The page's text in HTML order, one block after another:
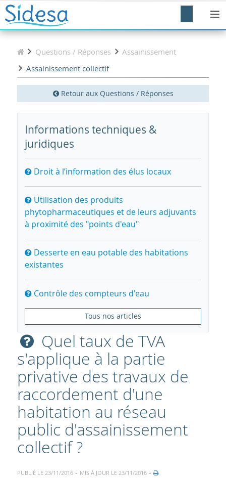
Questions / Réponses
Assainissement
Assainissement collectif
Retour aux Questions / Réponses
Informations techniques &
juridiques
Droit à l’information des élus locaux
Utilisation des produits
phytopharmaceutiques et de leurs adjuvants
à proximité des "points d'eau"
Desserte en eau potable des habitations
existantes
Contrôle des compteurs d'eau
Tous nos articles
Quel taux de TVA
s'applique à la partie
privative des travaux de
raccordement d'une
habitation au réseau
public d'assainissement
collectif ?
PUBLIÉ LE 23/11/2016- MIS À JOUR LE 23/11/2016-